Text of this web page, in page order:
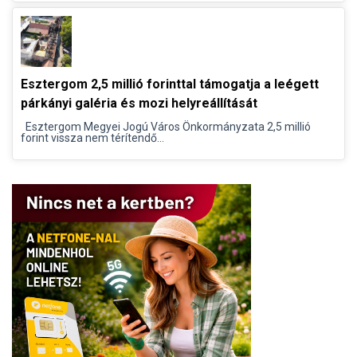
Esztergom 2,5 millió forinttal támogatja a leégett
párkányi galéria és mozi helyreállítását
Esztergom Megyei Jogú Város Önkormányzata 2,5 millió
forint vissza nem térítendő...